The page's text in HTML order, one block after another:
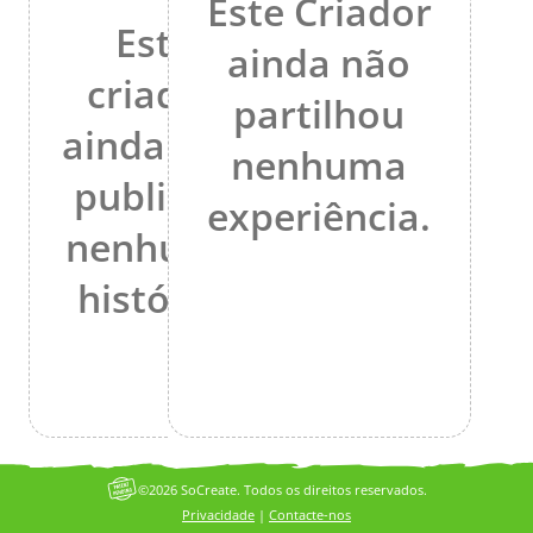
Este
criador
ainda não
publicou
nenhuma
história.
Este Criador
ainda não
partilhou
nenhuma
experiência.
Privacidade | Contacte-nos
©2026 SoCreate. Todos os direitos reservados.